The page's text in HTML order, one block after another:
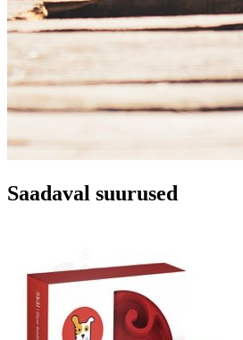
Saadaval suurused